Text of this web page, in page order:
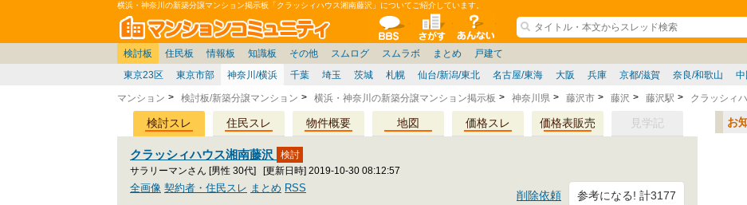
横浜・神奈川の新築分譲マンション掲示板「クラッシィハウス湘南藤沢」についてご紹介しています。
マンションコミュニティ
全掲示板 物件検索 サイトについて
検討板
東京23区
東京市部 神奈川/横浜 千葉 埼玉 茨城 札幌 仙台/新潟/東北 名古屋/東海 大阪 兵庫 京都/滋賀 奈良/和歌山 中
住民板
東京 神奈川 埼玉/千葉/関東 札幌/東北/北陸/信越 名古屋/東海 大阪/兵庫/京都/関西
情報板
価格表 スムログ出張所 暮らしやすさ評価 見学記
知識板
住宅ローン デベ/ゼネコン マンション雑談 マンション質問 住宅質問 管理会社/組合
その他
雑談 賃貸 移住相談 リゾート 広告 バトル 家具 ニュース 個人取引 政治
スムログ
お便り返し 座談会/対談 ブロガーの本音 マンション管理 ノウハウ 東京都 神奈川県
スムラボ
関東 中部 近畿 北海道 東北 中国 九州 その他 まとめ
東京都 神奈川県 千葉県 埼玉県 愛知県 大阪府 兵庫県 福岡県 戸建て
注文住宅 建売住宅 戸建質問 住宅設備
マンション 検討板/新築分譲マンション 横浜・神奈川の新築分譲マンション掲示板 神奈川県 藤沢市 藤沢 藤沢駅 クラッシィ
検討スレ 住民スレ 物件概要 地図 価格スレ 価格表販売 見学記
クラッシィハウス湘南藤沢
サラリーマンさん [男性 30代] [更新日時] 2019-10-30 08:12:57
削除依頼 参考になる! 計3177
全画像 契約者・住民スレ まとめ RSS
お